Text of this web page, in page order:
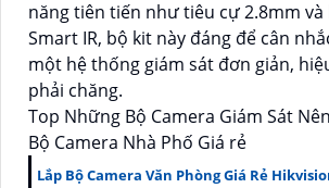
năng tiên tiến như tiêu cự 2.8mm và
Smart IR, bộ kit này đáng để cân
một hệ thống giám sát đơn giản,
phải chăng.
Top Những Bộ Camera Giám Sát
Bộ Camera Nhà Phố Giá rẻ
Lắp Bộ Camera Văn Phòng Giá Rẻ